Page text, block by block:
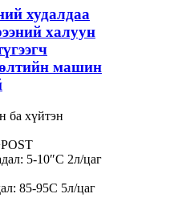
худалдаа
халуун
машин
ба хүйтэн
5-10″C 2л/цаг
85-95C 5л/цаг